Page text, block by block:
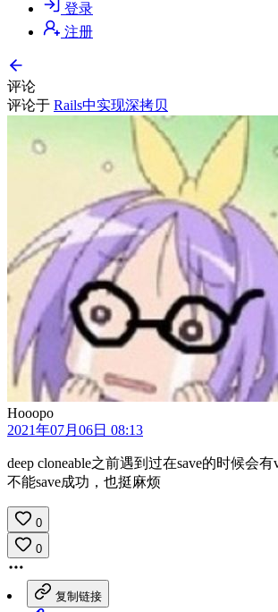
登录
注册
评论
评论于 Rails中实现深拷贝
Hooopo
2021年07月06日 08:13
deep cloneable之前遇到过在save的时候会
不能save成功，也挺麻烦
0
0
复制链接